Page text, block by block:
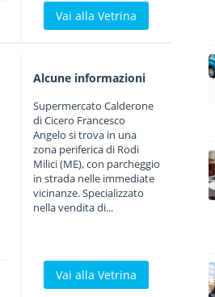
Vai alla Vetrina
Alcune informazioni
Supermercato Calderone
di Cicero Francesco
Angelo si trova in una
zona periferica di Rodi
Milici (ME), con parcheggio
in strada nelle immediate
vicinanze. Specializzato
nella vendita di...
Vai alla Vetrina